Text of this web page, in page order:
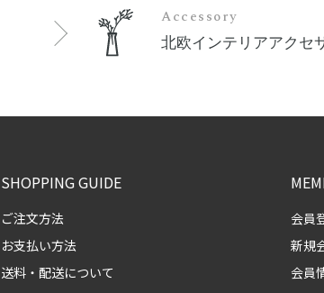
Accessory
北欧インテリアアクセ
SHOPPING GUIDE
ご注文方法
お支払い方法
送料・配送について
会員
新規
会員